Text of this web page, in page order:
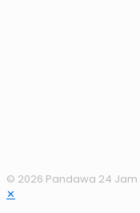
© 2026 Pandawa 24 Jam
✕